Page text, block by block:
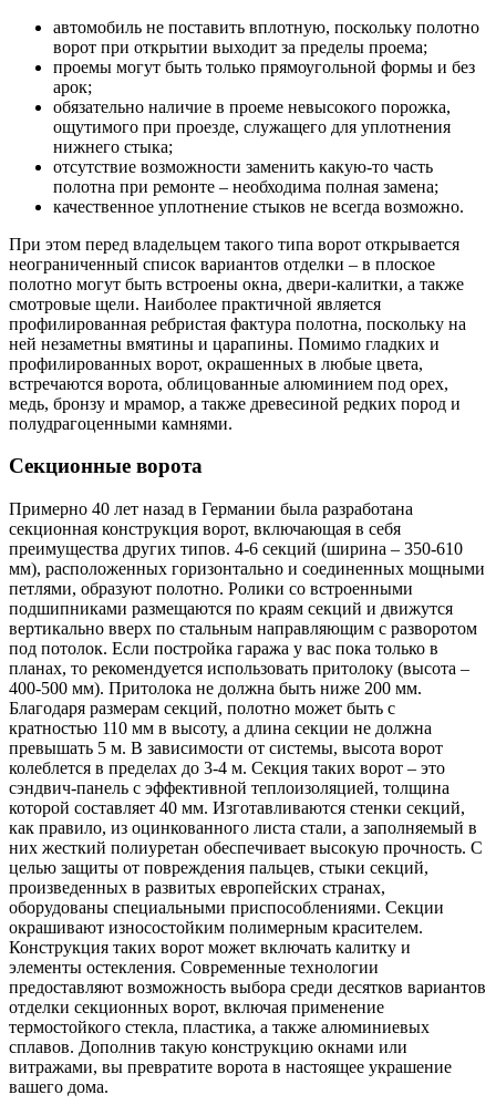
автомобиль не поставить вплотную, поскольку полотно
ворот при открытии выходит за пределы проема;
проемы могут быть только прямоугольной формы и без
арок;
обязательно наличие в проеме невысокого порожка,
ощутимого при проезде, служащего для уплотнения
нижнего стыка;
отсутствие возможности заменить какую-то часть
полотна при ремонте – необходима полная замена;
качественное уплотнение стыков не всегда возможно.
При этом перед владельцем такого типа ворот открывается
неограниченный список вариантов отделки – в плоское
полотно могут быть встроены окна, двери-калитки, а также
смотровые щели. Наиболее практичной является
профилированная ребристая фактура полотна, поскольку на
ней незаметны вмятины и царапины. Помимо гладких и
профилированных ворот, окрашенных в любые цвета,
встречаются ворота, облицованные алюминием под орех,
медь, бронзу и мрамор, а также древесиной редких пород и
полудрагоценными камнями.
Секционные ворота
Примерно 40 лет назад в Германии была разработана
секционная конструкция ворот, включающая в себя
преимущества других типов. 4-6 секций (ширина – 350-610
мм), расположенных горизонтально и соединенных мощными
петлями, образуют полотно. Ролики со встроенными
подшипниками размещаются по краям секций и движутся
вертикально вверх по стальным направляющим с разворотом
под потолок. Если постройка гаража у вас пока только в
планах, то рекомендуется использовать притолоку (высота –
400-500 мм). Притолока не должна быть ниже 200 мм.
Благодаря размерам секций, полотно может быть с
кратностью 110 мм в высоту, а длина секции не должна
превышать 5 м. В зависимости от системы, высота ворот
колеблется в пределах до 3-4 м. Секция таких ворот – это
сэндвич-панель с эффективной теплоизоляцией, толщина
которой составляет 40 мм. Изготавливаются стенки секций,
как правило, из оцинкованного листа стали, а заполняемый в
них жесткий полиуретан обеспечивает высокую прочность. С
целью защиты от повреждения пальцев, стыки секций,
произведенных в развитых европейских странах,
оборудованы специальными приспособлениями. Секции
окрашивают износостойким полимерным красителем.
Конструкция таких ворот может включать калитку и
элементы остекления. Современные технологии
предоставляют возможность выбора среди десятков вариантов
отделки секционных ворот, включая применение
термостойкого стекла, пластика, а также алюминиевых
сплавов. Дополнив такую конструкцию окнами или
витражами, вы превратите ворота в настоящее украшение
вашего дома.